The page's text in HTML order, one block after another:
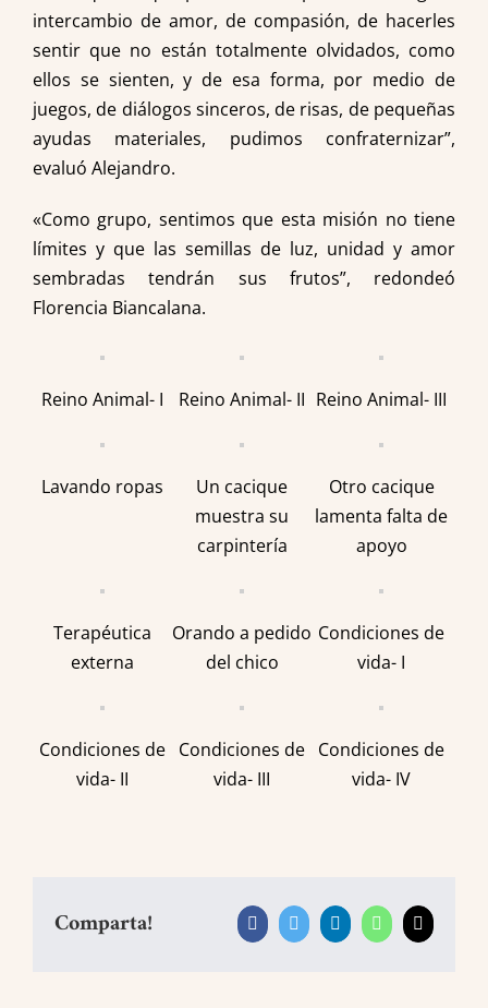
intercambio de amor, de compasión, de hacerles
sentir que no están totalmente olvidados, como
ellos se sienten, y de esa forma, por medio de
juegos, de diálogos sinceros, de risas, de pequeñas
ayudas materiales, pudimos confraternizar”,
evaluó Alejandro.
«Como grupo, sentimos que esta misión no tiene
límites y que las semillas de luz, unidad y amor
sembradas tendrán sus frutos”, redondeó
Florencia Biancalana.
Reino Animal- I Reino Animal- II Reino Animal- III
Lavando ropas
Un cacique
muestra su
carpintería
Otro cacique
lamenta falta de
apoyo
Terapéutica
externa
Orando a pedido
del chico
Condiciones de
vida- I
Condiciones de
vida- II
Condiciones de
vida- III
Condiciones de
vida- IV
Comparta! FacebookTwitterLinkedInWhatsApp
Correo